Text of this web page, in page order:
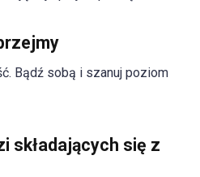
Bądź sobą i szanuj poziom
składających się z